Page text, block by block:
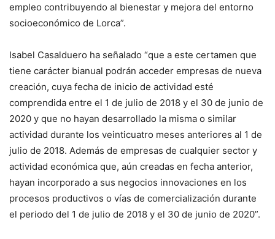
empleo contribuyendo al bienestar y mejora del entorno
socioeconómico de Lorca”.
Isabel Casalduero ha señalado “que a este certamen que
tiene carácter bianual podrán acceder empresas de nueva
creación, cuya fecha de inicio de actividad esté
comprendida entre el 1 de julio de 2018 y el 30 de junio de
2020 y que no hayan desarrollado la misma o similar
actividad durante los veinticuatro meses anteriores al 1 de
julio de 2018. Además de empresas de cualquier sector y
actividad económica que, aún creadas en fecha anterior,
hayan incorporado a sus negocios innovaciones en los
procesos productivos o vías de comercialización durante
el periodo del 1 de julio de 2018 y el 30 de junio de 2020”.